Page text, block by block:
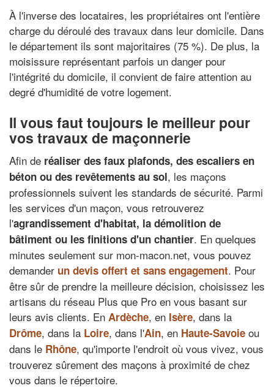
À l'inverse des locataires, les propriétaires ont l'entière
charge du déroulé des travaux dans leur domicile. Dans
le département ils sont majoritaires (75 %). De plus, la
moisissure représentant parfois un danger pour
l'intégrité du domicile, il convient de faire attention au
degré d'humidité de votre logement.
Il vous faut toujours le meilleur pour
vos travaux de maçonnerie
Afin de réaliser des faux plafonds, des escaliers en
béton ou des revêtements au sol, les maçons
professionnels suivent les standards de sécurité. Parmi
les services d'un maçon, vous retrouverez
l'agrandissement d'habitat, la démolition de
bâtiment ou les finitions d'un chantier. En quelques
minutes seulement sur mon-macon.net, vous pouvez
demander un devis offert et sans engagement. Pour
être sûr de prendre la meilleure décision, choisissez les
artisans du réseau Plus que Pro en vous basant sur
leurs avis clients. En Ardèche, en Isère, dans la
Drôme, dans la Loire, dans l'Ain, en Haute-Savoie ou
dans le Rhône, qu'importe l'endroit où vous vivez, vous
trouverez sûrement des maçons à proximité de chez
vous dans le répertoire.